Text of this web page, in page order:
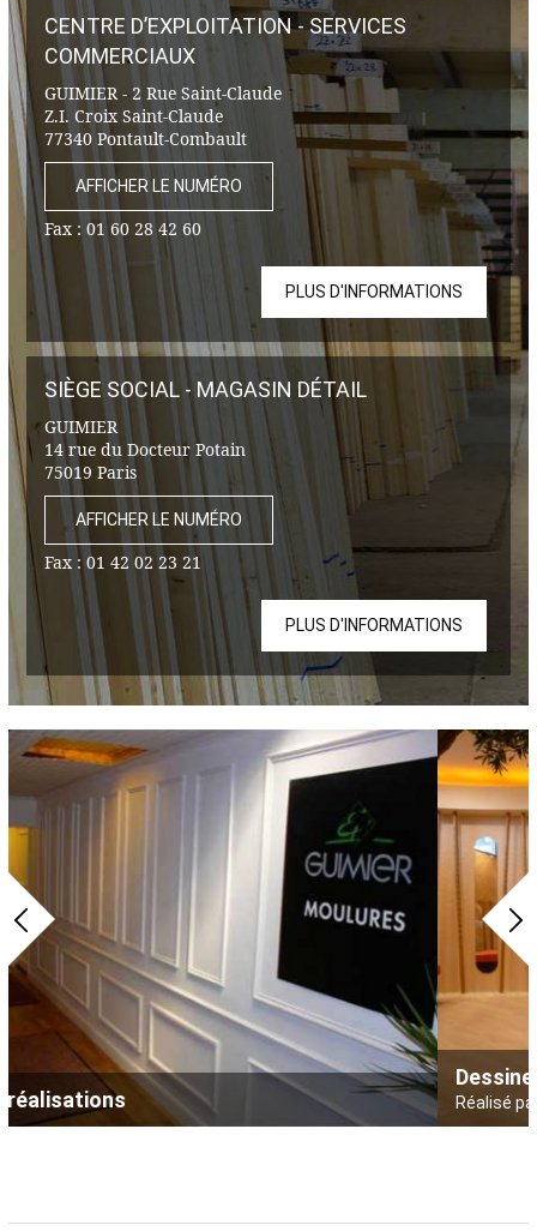
CENTRE D’EXPLOITATION - SERVICES
COMMERCIAUX
GUIMIER - 2 Rue Saint-Claude
Z.I. Croix Saint-Claude
77340 Pontault-Combault
AFFICHER LE NUMÉRO
Fax : 01 60 28 42 60
PLUS D'INFORMATIONS
SIÈGE SOCIAL - MAGASIN DÉTAIL
GUIMIER
14 rue du Docteur Potain
75019 Paris
AFFICHER LE NUMÉRO
Fax : 01 42 02 23 21
PLUS D'INFORMATIONS
Dessine moi un regard
Réalisé par : top agencement